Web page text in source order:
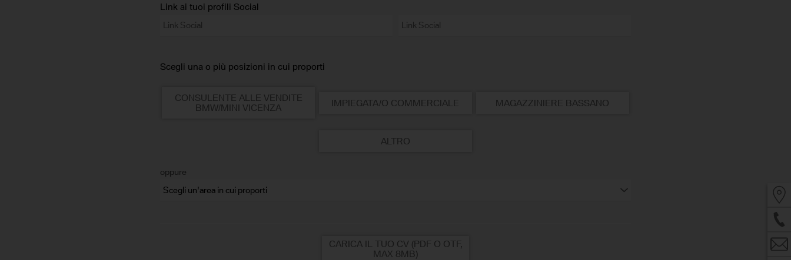
Link ai tuoi profili Social
Scegli una o più posizioni in cui proporti
CONSULENTE ALLE VENDITE
BMW/MINI VICENZA
IMPIEGATA/O COMMERCIALE MAGAZZINIERE BASSANO
ALTRO
oppure
CARICA IL TUO CV (PDF O OTF,
MAX 8MB)